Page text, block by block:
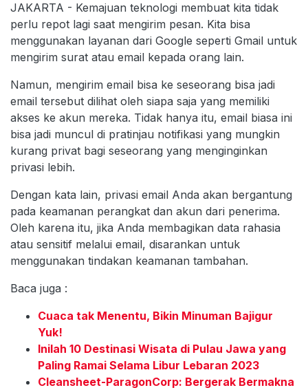
JAKARTA - Kemajuan teknologi membuat kita tidak
perlu repot lagi saat mengirim pesan. Kita bisa
menggunakan layanan dari Google seperti Gmail untuk
mengirim surat atau email kepada orang lain.
Namun, mengirim email bisa ke seseorang bisa jadi
email tersebut dilihat oleh siapa saja yang memiliki
akses ke akun mereka. Tidak hanya itu, email biasa ini
bisa jadi muncul di pratinjau notifikasi yang mungkin
kurang privat bagi seseorang yang menginginkan
privasi lebih.
Dengan kata lain, privasi email Anda akan bergantung
pada keamanan perangkat dan akun dari penerima.
Oleh karena itu, jika Anda membagikan data rahasia
atau sensitif melalui email, disarankan untuk
menggunakan tindakan keamanan tambahan.
Baca juga :
Cuaca tak Menentu, Bikin Minuman Bajigur
Yuk!
Inilah 10 Destinasi Wisata di Pulau Jawa yang
Paling Ramai Selama Libur Lebaran 2023
Cleansheet-ParagonCorp: Bergerak Bermakna